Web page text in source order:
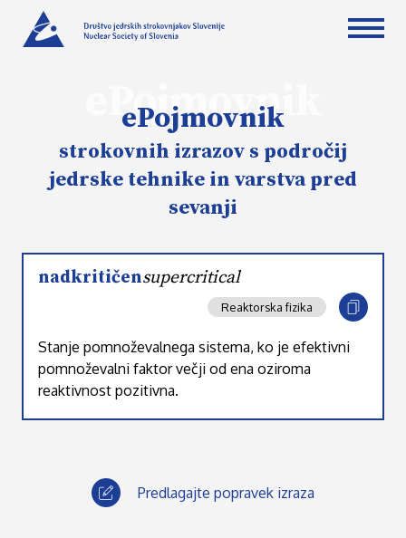
ePojmovnik
ePojmovnik
strokovnih izrazov s področij
jedrske tehnike in varstva pred
sevanji
nadkritičensupercritical
Reaktorska fizika
Stanje pomnoževalnega sistema, ko je efektivni
pomnoževalni faktor večji od ena oziroma
reaktivnost pozitivna.
Predlagajte popravek izraza